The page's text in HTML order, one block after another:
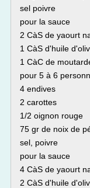
sel poivre
pour la sauce
2 CàS de yaourt
1 CàS d'huile
1 CàC de
pour 5 à 6
4 endives
2 carottes
1/2 oignon rouge
75 gr de noix de
sel, poivre
pour la sauce
4 CàS de yaourt
2 CàS d'huile